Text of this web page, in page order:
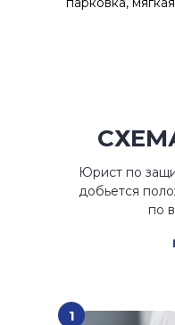
Юрист по
добьется
по
1